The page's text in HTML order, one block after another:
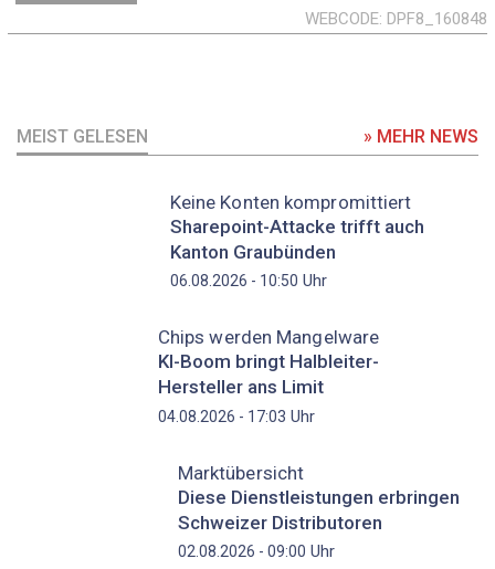
WEBCODE DPF8_160848
MEIST GELESEN » MEHR NEWS
Keine Konten kompromittiert
Sharepoint-Attacke trifft auch
Kanton Graubünden
06.08.2026 - 10:50 Uhr
Chips werden Mangelware
KI-Boom bringt Halbleiter-
Hersteller ans Limit
04.08.2026 - 17:03 Uhr
Marktübersicht
Diese Dienstleistungen erbringen
Schweizer Distributoren
02.08.2026 - 09:00 Uhr